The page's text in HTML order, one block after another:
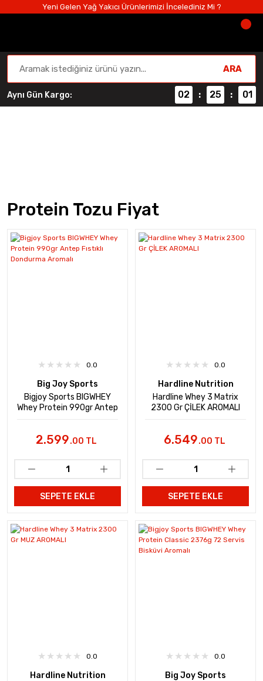
Yeni Gelen Yağ Yakıcı Ürünlerimizi İncelediniz Mi ?
ARA
Aynı Gün Kargo: 02 : 25 : 01
Protein Tozu Fiyat
0.0
Big Joy Sports
Bigjoy Sports BIGWHEY
Whey Protein 990gr Antep
2.599.00 TL
SEPETE EKLE
0.0
Hardline Nutrition
Hardline Whey 3 Matrix
2300 Gr ÇİLEK AROMALI
6.549.00 TL
SEPETE EKLE
0.0
Hardline Nutrition
0.0
Big Joy Sports